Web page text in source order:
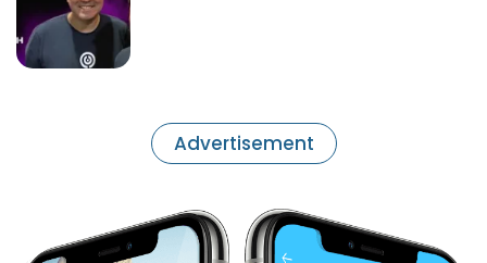
Advertisement